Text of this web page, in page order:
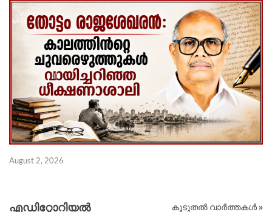
August 2, 2026
എഡിറ്റോറിയല്‍ കൂടുതൽ വാർത്തകൾ »